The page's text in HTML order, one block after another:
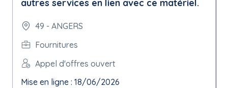
autres services en lien avec ce matériel.
49 - ANGERS
Fournitures
Appel d'offres ouvert
Mise en ligne : 18/06/2026